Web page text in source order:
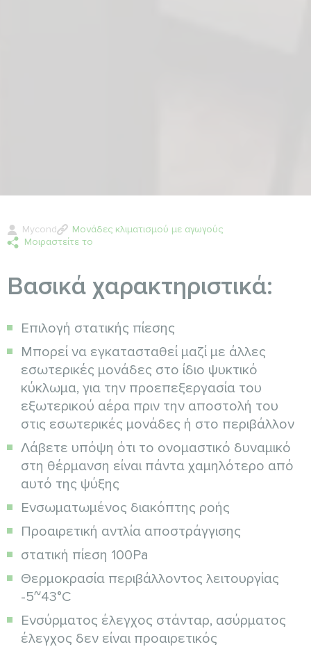
Mycond
Μονάδες κλιματισμού με αγωγούς
Μοιραστείτε το
Βασικά χαρακτηριστικά:
Επιλογή στατικής πίεσης
Μπορεί να εγκατασταθεί μαζί με άλλες
εσωτερικές μονάδες στο ίδιο ψυκτικό
κύκλωμα, για την προεπεξεργασία του
εξωτερικού αέρα πριν την αποστολή του
στις εσωτερικές μονάδες ή στο περιβάλλον
Λάβετε υπόψη ότι το ονομαστικό δυναμικό
στη θέρμανση είναι πάντα χαμηλότερο από
αυτό της ψύξης
Ενσωματωμένος διακόπτης ροής
Προαιρετική αντλία αποστράγγισης
στατική πίεση 100Pa
Θερμοκρασία περιβάλλοντος λειτουργίας
-5~43°C
Ενσύρματος έλεγχος στάνταρ, ασύρματος
έλεγχος δεν είναι προαιρετικός